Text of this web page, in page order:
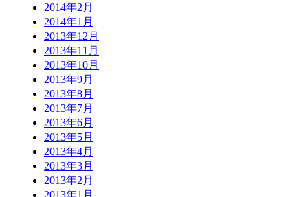
2014年2月
2014年1月
2013年12月
2013年11月
2013年10月
2013年9月
2013年8月
2013年7月
2013年6月
2013年5月
2013年4月
2013年3月
2013年2月